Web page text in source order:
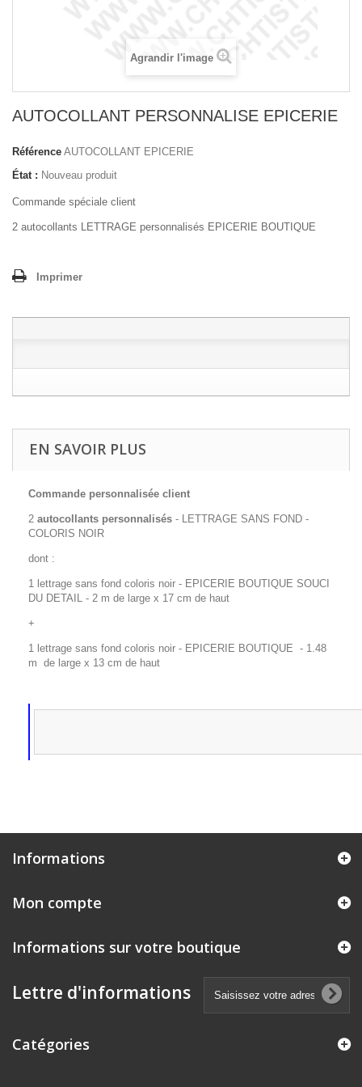
Agrandir l'image
AUTOCOLLANT PERSONNALISE EPICERIE
Référence AUTOCOLLANT EPICERIE
État : Nouveau produit
Commande spéciale client
2 autocollants LETTRAGE personnalisés EPICERIE BOUTIQUE
Imprimer
EN SAVOIR PLUS
Commande personnalisée client
2 autocollants personnalisés - LETTRAGE SANS FOND -
COLORIS NOIR
dont :
1 lettrage sans fond coloris noir - EPICERIE BOUTIQUE SOUCI
DU DETAIL - 2 m de large x 17 cm de haut
+
1 lettrage sans fond coloris noir - EPICERIE BOUTIQUE - 1.48
m de large x 13 cm de haut
Informations
Mon compte
Informations sur votre boutique
Lettre d'informations
Catégories